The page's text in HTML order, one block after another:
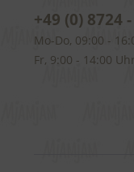
+49 (0) 8724
Mo-Do, 09:00 -
Fr, 9:00 - 14:00 Uhr